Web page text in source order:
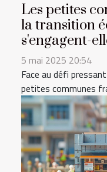
Les petites
la transition
s'engagent-
5 mai 2025 20:54
Face au défi
petites communes